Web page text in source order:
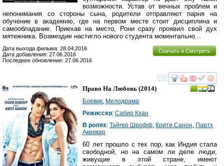
возможности. Устав от вечных проблем и
непонимания со стороны сына, родители отправляют парня на
обучение в академию, где на первом месте стоит дисциплина и
самообладание. Приехав на место, Рони сразу проявил свой дух
мятежника. Возмездие настигло нового студента моментально...
Скачать и Смотреть
Дата выхода фильма: 28.04.2016
Дата добавления: 27.06.2016
Последнее обновление: 27.06.2016
смотреть
Право На Любовь (2014)
Боевик Мелодрама
Режиссер: Сабир Кхан
В ролях: Тайгер Шрофф Крити Санон Партх
Акеркар
60 лет прошло с тех пор, как Индия стала
свободной, но на самом ли деле люди,
живущие в этой стране, имеют